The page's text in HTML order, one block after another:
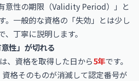
意性の期限（Validity Period）」と
。一般的な資格の「失効」とは少し
丁寧に説明します。
性」が切れる
、資格を取得した日から5年です。
格そのものが消滅して認定番号が